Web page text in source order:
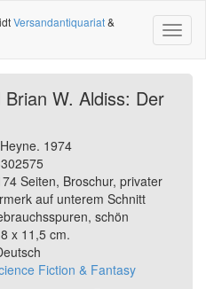
Versandantiquariat&
W. Aldiss: Der
1974
Seiten, Broschur, privater
auf unterem Schnitt
schön
x 11,5 cm.
Fiction & Fantasy